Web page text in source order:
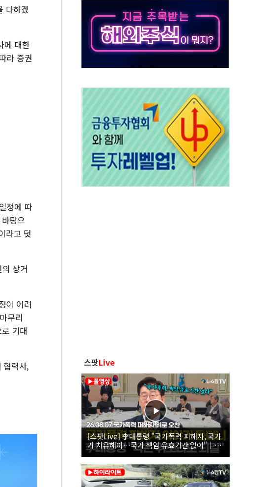
독…곧 사망해도 놀랍지 않아"
모 400MW 태양광 착공…여의도 1.6배 규모
다하겠
에 대한
라 증권
정에 따
탕으
라고 덧
상거
이 어려
무리
기대
협력사,
스팟Live
[스팟Live] 李대통령 "국가폭력 피해자, 국가
가 치유해야…국가 책임 유효기간 없어"｜
26.08.07 국가폭력 피해자 위로 오찬